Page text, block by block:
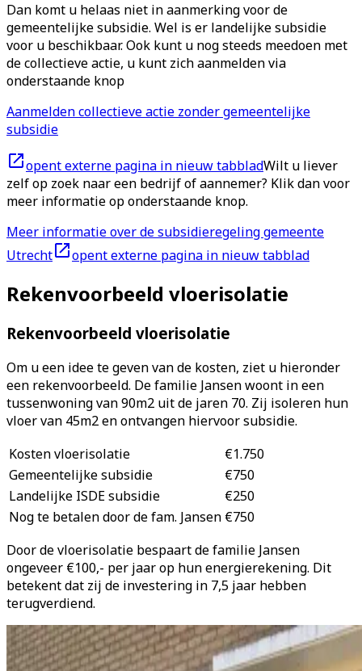
Dan komt u helaas niet in aanmerking voor de
gemeentelijke subsidie. Wel is er landelijke subsidie
voor u beschikbaar. Ook kunt u nog steeds meedoen met
de collectieve actie, u kunt zich aanmelden via
onderstaande knop
Aanmelden collectieve actie zonder gemeentelijke
subsidie
opent externe pagina in nieuw tabbladWilt u liever
zelf op zoek naar een bedrijf of aannemer? Klik dan voor
meer informatie op onderstaande knop.
Meer informatie over de subsidieregeling gemeente
Utrecht
opent externe pagina in nieuw tabblad
Rekenvoorbeeld vloerisolatie
Rekenvoorbeeld vloerisolatie
Om u een idee te geven van de kosten, ziet u hieronder
een rekenvoorbeeld. De familie Jansen woont in een
tussenwoning van 90m2 uit de jaren 70. Zij isoleren hun
vloer van 45m2 en ontvangen hiervoor subsidie.
Kosten vloerisolatie
€1.750
Gemeentelijke subsidie
€750
Landelijke ISDE subsidie
€250
Nog te betalen door de fam. Jansen €750
Door de vloerisolatie bespaart de familie Jansen
ongeveer €100,- per jaar op hun energierekening. Dit
betekent dat zij de investering in 7,5 jaar hebben
terugverdiend.